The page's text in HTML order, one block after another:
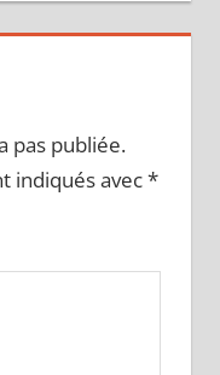
pas publiée.
indiqués avec*